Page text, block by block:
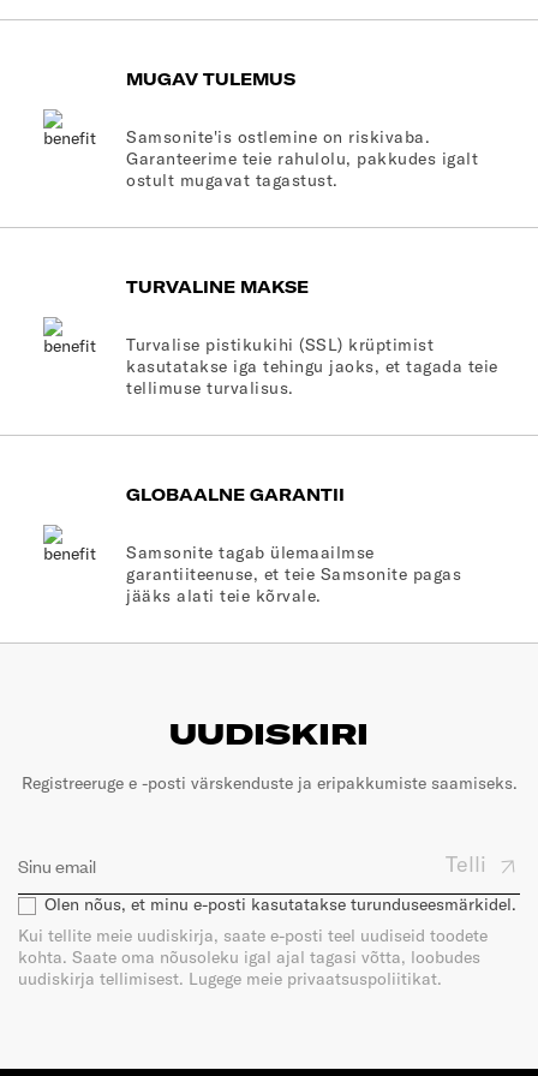
MUGAV TULEMUS
Samsonite'is ostlemine on riskivaba.
Garanteerime teie rahulolu, pakkudes igalt
ostult mugavat tagastust.
TURVALINE MAKSE
Turvalise pistikukihi (SSL) krüptimist
kasutatakse iga tehingu jaoks, et tagada teie
tellimuse turvalisus.
GLOBAALNE GARANTII
Samsonite tagab ülemaailmse
garantiiteenuse, et teie Samsonite pagas
jääks alati teie kõrvale.
UUDISKIRI
Registreeruge e -posti värskenduste ja eripakkumiste saamiseks.
Telli
Olen nõus, et minu e-posti kasutatakse turunduseesmärkidel.
Kui tellite meie uudiskirja, saate e-posti teel uudiseid toodete
kohta. Saate oma nõusoleku igal ajal tagasi võtta, loobudes
uudiskirja tellimisest. Lugege meie privaatsuspoliitikat.